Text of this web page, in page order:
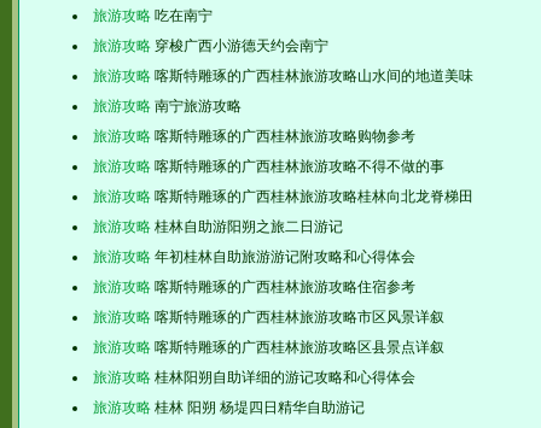
旅游攻略 吃在南宁
旅游攻略 穿梭广西小游德天约会南宁
旅游攻略 喀斯特雕琢的广西桂林旅游攻略山水间的地道美味
旅游攻略 南宁旅游攻略
旅游攻略 喀斯特雕琢的广西桂林旅游攻略购物参考
旅游攻略 喀斯特雕琢的广西桂林旅游攻略不得不做的事
旅游攻略 喀斯特雕琢的广西桂林旅游攻略桂林向北龙脊梯田
旅游攻略 桂林自助游阳朔之旅二日游记
旅游攻略 年初桂林自助旅游游记附攻略和心得体会
旅游攻略 喀斯特雕琢的广西桂林旅游攻略住宿参考
旅游攻略 喀斯特雕琢的广西桂林旅游攻略市区风景详叙
旅游攻略 喀斯特雕琢的广西桂林旅游攻略区县景点详叙
旅游攻略 桂林阳朔自助详细的游记攻略和心得体会
旅游攻略 桂林 阳朔 杨堤四日精华自助游记